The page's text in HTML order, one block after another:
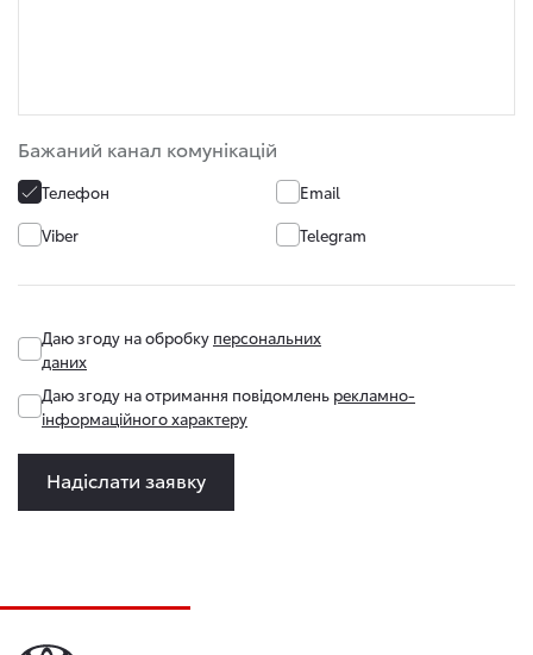
Бажаний канал комунікацій
Телефон
Email
Viber
Telegram
Даю згоду на обробку персональних
даних
Даю згоду на отримання повідомлень рекламно-
інформаційного характеру
Надіслати заявку